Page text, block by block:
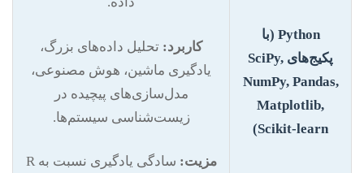
Python (با
پکیج‌های SciPy,
NumPy, Pandas,
Matplotlib,
Scikit-learn)
کاربرد: تحلیل داده‌های بزرگ،
یادگیری ماشین، هوش مصنوعی،
مدل‌سازی‌های پیچیده در
زیست‌شناسی سیستم‌ها.
مزیت:
سادگی یادگیری نسبت به R